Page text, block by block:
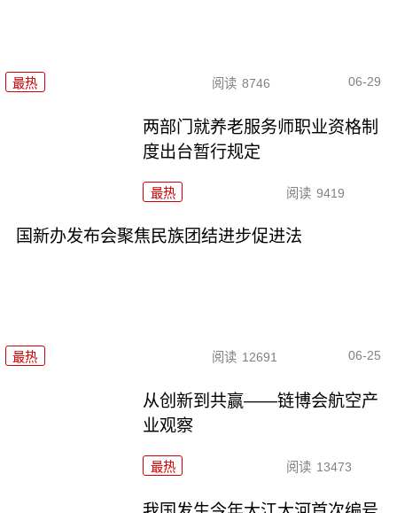
最热 阅读 8746 06-29
两部门就养老服务师职业资格制
度出台暂行规定
最热 阅读 9419
国新办发布会聚焦民族团结进步促进法
最热 阅读 12691 06-25
从创新到共赢——链博会航空产
业观察
最热 阅读 13473